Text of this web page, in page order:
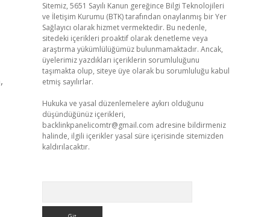
Sitemiz, 5651 Sayılı Kanun gereğince Bilgi Teknolojileri
ve İletişim Kurumu (BTK) tarafından onaylanmış bir Yer
Sağlayıcı olarak hizmet vermektedir. Bu nedenle,
sitedeki içerikleri proaktif olarak denetleme veya
araştırma yükümlülüğümüz bulunmamaktadır. Ancak,
üyelerimiz yazdıkları içeriklerin sorumluluğunu
taşımakta olup, siteye üye olarak bu sorumluluğu kabul
etmiş sayılırlar.
Hukuka ve yasal düzenlemelere aykırı olduğunu
düşündüğünüz içerikleri,
backlinkpanelicomtr@gmail.com adresine bildirmeniz
halinde, ilgili içerikler yasal süre içerisinde sitemizden
kaldırılacaktır.